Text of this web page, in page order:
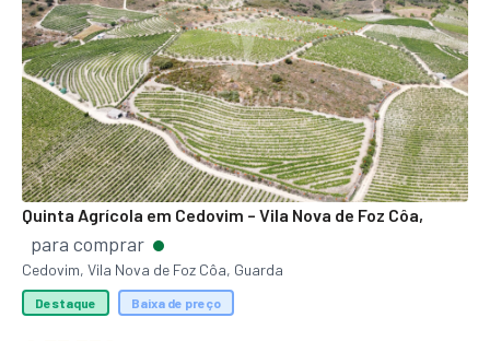
Quinta Agrícola em Cedovim – Vila Nova de Foz Côa,
para comprar
Cedovim, Vila Nova de Foz Côa, Guarda
Destaque Baixa de preço